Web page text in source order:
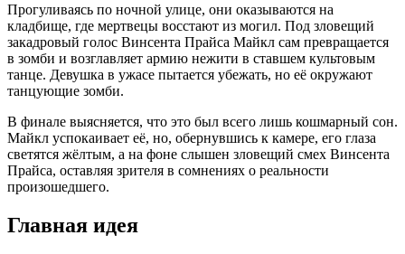
Прогуливаясь по ночной улице, они оказываются на
кладбище, где мертвецы восстают из могил. Под зловещий
закадровый голос Винсента Прайса Майкл сам превращается
в зомби и возглавляет армию нежити в ставшем культовым
танце. Девушка в ужасе пытается убежать, но её окружают
танцующие зомби.
В финале выясняется, что это был всего лишь кошмарный сон.
Майкл успокаивает её, но, обернувшись к камере, его глаза
светятся жёлтым, а на фоне слышен зловещий смех Винсента
Прайса, оставляя зрителя в сомнениях о реальности
произошедшего.
Главная идея